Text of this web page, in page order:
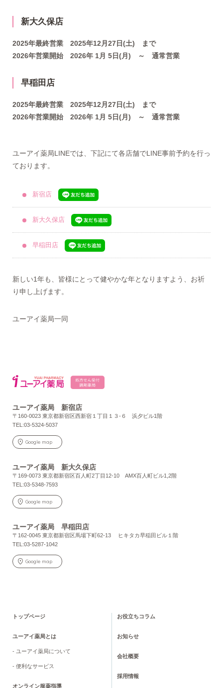
新大久保店
2025年最終営業 2025年12月27日(土) まで
2026年営業開始 2026年 1月 5日(月) ～ 通常営業
早稲田店
2025年最終営業 2025年12月27日(土) まで
2026年営業開始 2026年 1月 5日(月) ～ 通常営業
ユーアイ薬局LINEでは、下記にて各店舗でLINE事前予約を行っ
ております。
新宿店
新大久保店
早稲田店
新しい1年も、皆様にとって健やかな年となりますよう、お祈
り申し上げます。
ユーアイ薬局一同
ユーアイ薬局 新宿店
〒160-0023 東京都新宿区西新宿１丁目１３-６ 浜夕ビル1階
TEL:03-5324-5037
Google map
ユーアイ薬局 新大久保店
〒169-0073 東京都新宿区百人町2丁目12-10 AMX百人町ビル1,2階
TEL:03-5348-7593
Google map
ユーアイ薬局 早稲田店
〒162-0045 東京都新宿区馬場下町62-13 ヒキタカ早稲田ビル１階
TEL:03-5287-1042
Google map
トップページ
ユーアイ薬局とは
- ユーアイ薬局について
- 便利なサービス
オンライン服薬指導
お役立ちコラム
お知らせ
会社概要
採用情報